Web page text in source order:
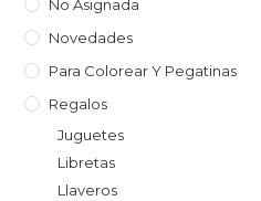
No Asignada
Novedades
Para Colorear Y Pegatinas
Regalos
Juguetes
Libretas
Llaveros